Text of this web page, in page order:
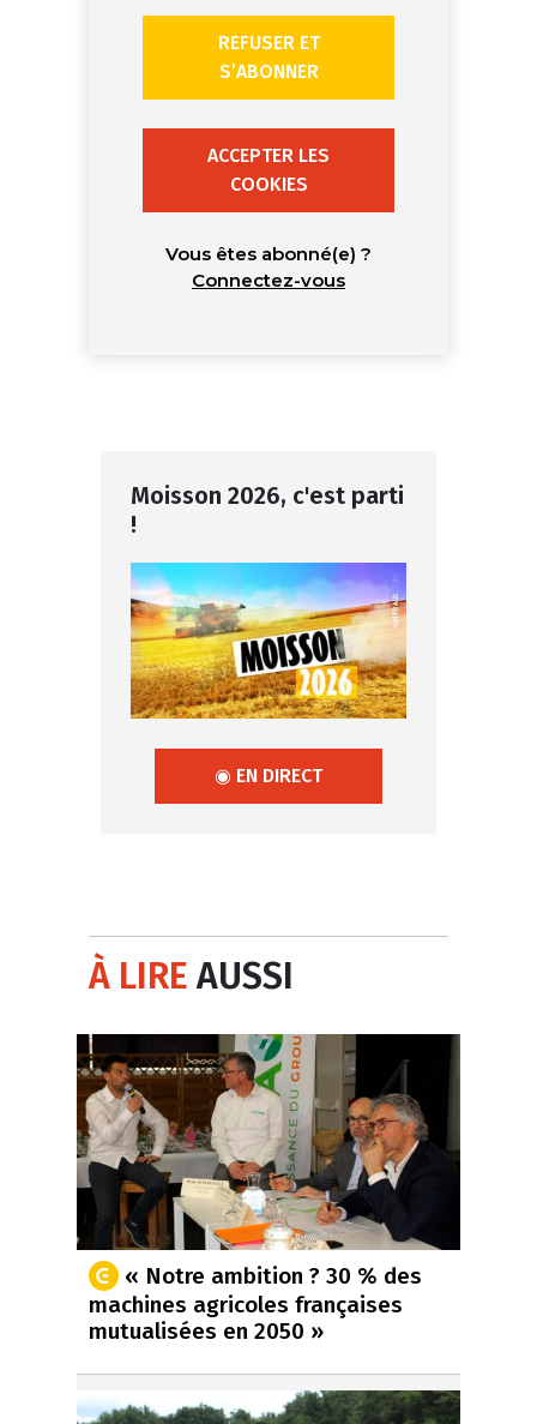
REFUSER ET
S’ABONNER
ACCEPTER LES
COOKIES
Vous êtes abonné(e) ?
Connectez-vous
Moisson 2026, c'est parti
!
◉ EN DIRECT
À LIREAUSSI
« Notre ambition ? 30 % des
machines agricoles françaises
mutualisées en 2050 »